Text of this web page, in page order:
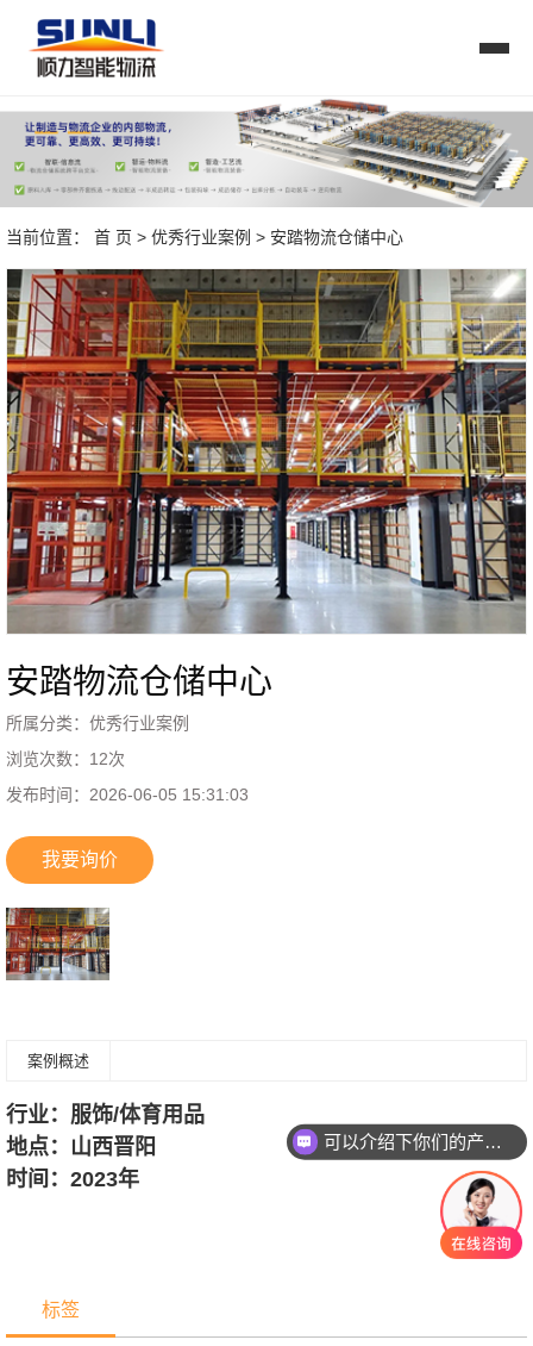
当前位置： 首 页 > 优秀行业案例 > 安踏物流仓储中心
安踏物流仓储中心
所属分类： 优秀行业案例
浏览次数： 12次
发布时间： 2026-06-05 15:31:03
我要询价
案例概述
行业：服饰/体育用品
地点：山西晋阳
时间：2023年
标签
可以介绍下你们的产品么？